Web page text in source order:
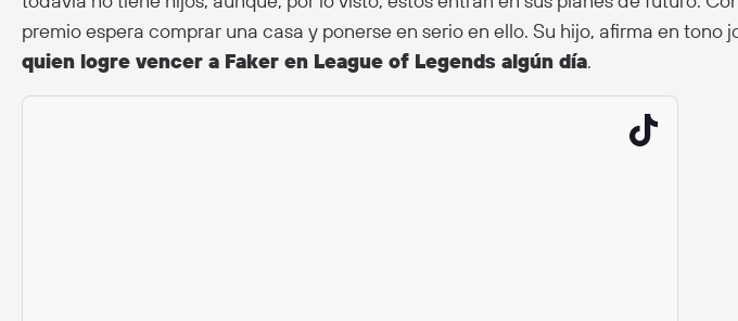
premio espera comprar una casa y ponerse en serio en ello. Su hijo, afirma en tono
quien logre vencer a Faker en League of Legends algún día.